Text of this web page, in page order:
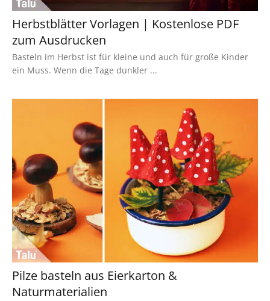
Herbstblätter Vorlagen | Kostenlose PDF
zum Ausdrucken
Basteln im Herbst ist für kleine und auch für große Kinder
ein Muss. Wenn die Tage dunkler ...
Pilze basteln aus Eierkarton &
Naturmaterialien